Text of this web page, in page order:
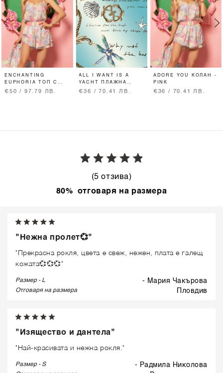
ENCHANTING
EUPHORIA ТОП С
ДАНТЕЛА
€50 / 97.79 ЛВ.
ALL I WANT IS A
YACHT ПЛАЖНА
ХАВЛИЯ - AQUA
€36 / 70.41 ЛВ.
ADORE YOU КОЛАН -
PINK
€36 / 70.41 ЛВ.
(5 отзива)
80% отговаря на размера
"Нежна пролет💞"
"Прекрасна рокля, цвета е свеж, нежен, плата е галещ
кожата💞💞💞"
Размер - L - Мария Чакърова
Отговаря на размера пловдив
"Изящество и дантела"
"Най-красивата и нежна рокля."
Размер - S - Радмила Николова